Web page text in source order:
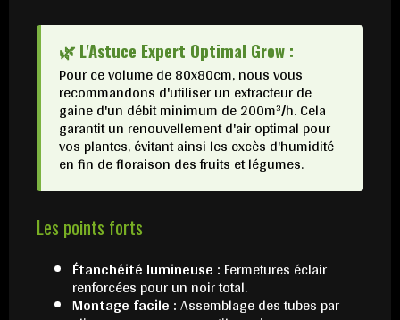
🌿 L'Astuce Expert Optimal Grow :
Pour ce volume de 80x80cm, nous vous
recommandons d'utiliser un extracteur de
gaine d'un débit minimum de 200m³/h. Cela
garantit un renouvellement d'air optimal pour
vos plantes, évitant ainsi les excès d'humidité
en fin de floraison des fruits et légumes.
Les points forts
Étanchéité lumineuse : Fermetures éclair
renforcées pour un noir total.
Montage facile :Assemblage des tubes par